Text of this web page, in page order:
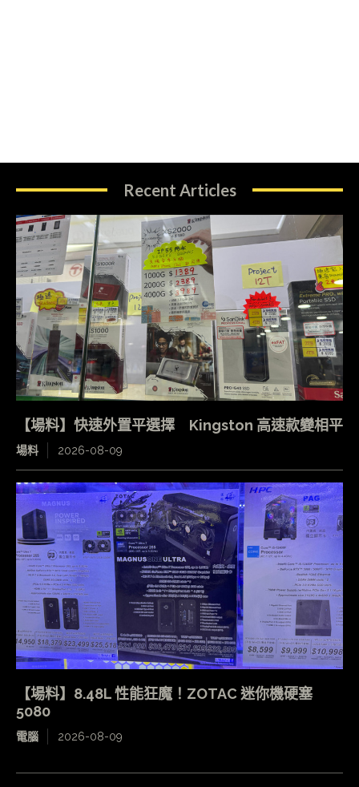
Recent Articles
【場料】快速外置平選擇 Kingston 高速款變相平
場料 2026-08-09
【場料】8.48L 性能狂魔！ZOTAC 迷你機硬塞
5080
電腦 2026-08-09